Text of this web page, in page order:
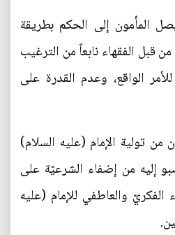
المأمون إلى الحكم بطريقة
قبل الفقهاء نابعاً من الترغيب
الواقع، وعدم القدرة على
من تولية الإمام (عليه السلام)
إليه من إضفاء الشرعيّة على
والعاطفي للإمام (عليه